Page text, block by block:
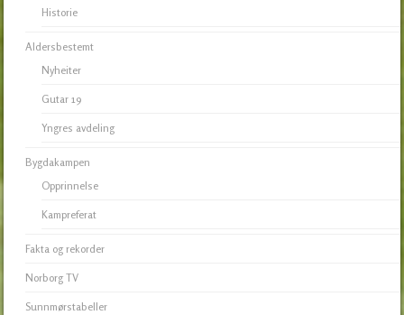
Historie
Aldersbestemt
Nyheiter
Gutar 19
Yngres avdeling
Bygdakampen
Opprinnelse
Kampreferat
Fakta og rekorder
Norborg TV
Sunnmørstabeller